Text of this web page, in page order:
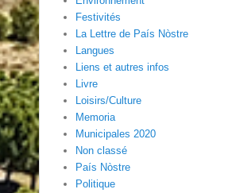
Festivités
La Lettre de País Nòstre
Langues
Liens et autres infos
Livre
Loisirs/Culture
Memoria
Municipales 2020
Non classé
País Nòstre
Politique